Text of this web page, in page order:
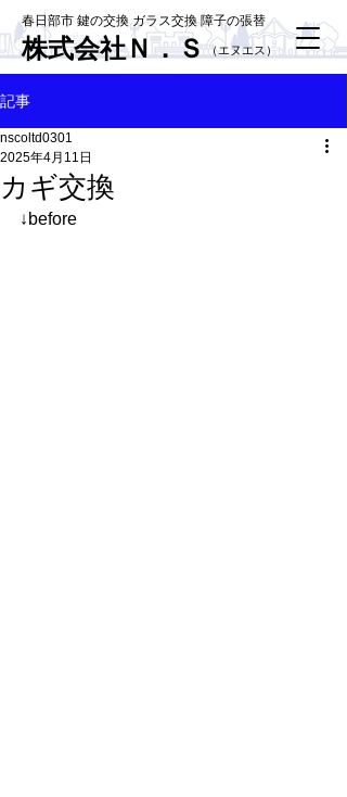
春日部市 鍵の交換 ガラス交換 障子の張替
株式会社Ｎ．Ｓ​（エヌエス）
記事
カギ交換
nscoltd0301
2025年4月11日
↓before